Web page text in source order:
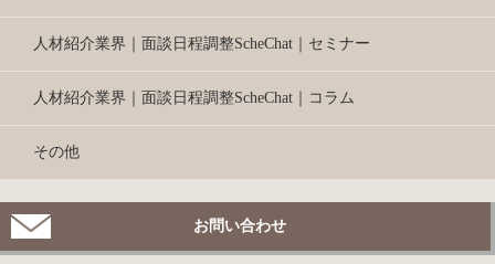
人材紹介業界｜面談日程調整ScheChat｜セミナー
人材紹介業界｜面談日程調整ScheChat｜コラム
その他
お問い合わせ